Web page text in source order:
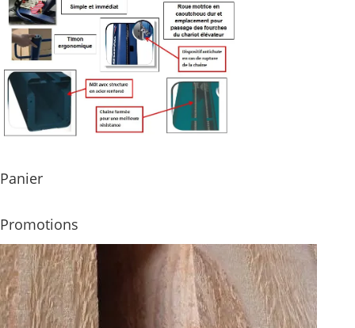
Panier
Promotions